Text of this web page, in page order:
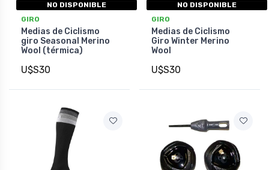
NO DISPONIBLE
GIRO
Medias de Ciclismo
giro Seasonal Merino
Wool (térmica)
U$S30
NO DISPONIBLE
GIRO
Medias de Ciclismo
Giro Winter Merino
Wool
U$S30